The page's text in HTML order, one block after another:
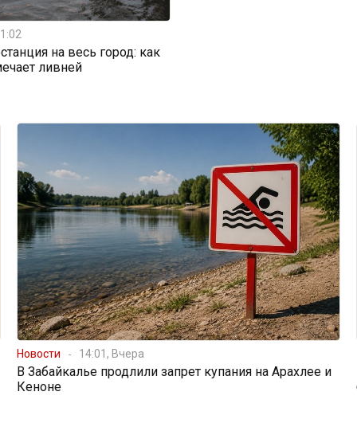
на весь город: как
ливней
Новости 14:01, Вчера
В Забайкалье продлили запрет купания на Арахлее и
Кеноне